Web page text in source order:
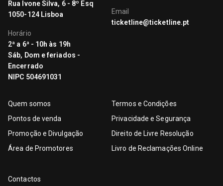
Rua Ivone Silva, 6 - 8º Esq
1050-124 Lisboa
Horário
2ª a 6ª - 10h às 19h
Sáb, Dom e feriados -
Encerrado
NIPC 504691031
Email
ticketline@ticketline.pt
Quem somos
Pontos de venda
Promoção e Divulgação
Área de Promotores
Termos e Condições
Privacidade e Segurança
Direito de Livre Resolução
Livro de Reclamações Online
Contactos